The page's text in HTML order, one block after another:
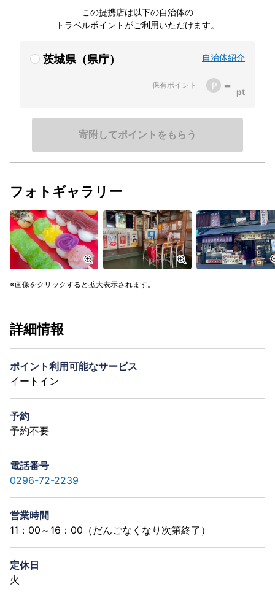
この提携店は以下の自治体の
トラベルポイントがご利用いただけます。
茨城県（県庁） 自治体紹介
保有ポイント -
寄附してポイントをもらう
フォトギャラリー
画像をクリックすると拡大表示されます。
詳細情報
ポイント利用可能なサービス
イートイン
予約
予約不要
電話番号
0296-72-2239
営業時間
11：00～16：00（だんごなくなり次第終了）
定休日
火